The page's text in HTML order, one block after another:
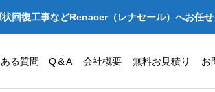
回復工事などRenacer（レナセール）へお任せ
ある質問 Q＆A 会社概要 無料お見積り お